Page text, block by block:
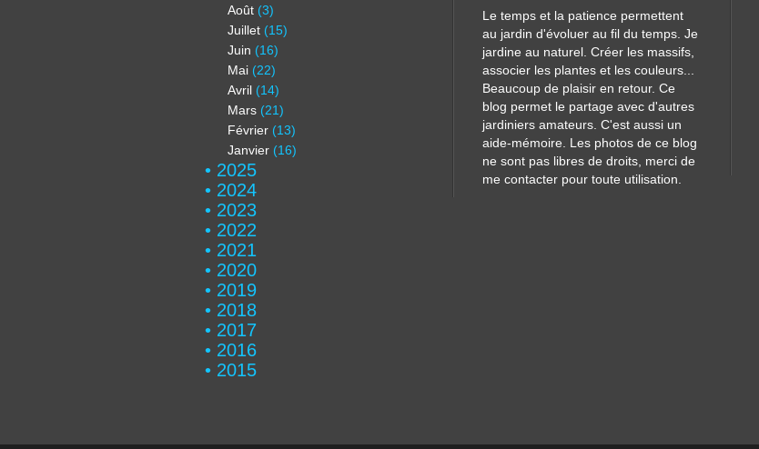
Août (3)
Juillet (15)
Juin (16)
Mai (22)
Avril (14)
Mars (21)
Février (13)
Janvier (16)
2025
2024
2023
2022
2021
2020
2019
2018
2017
2016
2015
Le temps et la patience permettent
au jardin d'évoluer au fil du temps. Je
jardine au naturel. Créer les massifs,
associer les plantes et les couleurs...
Beaucoup de plaisir en retour. Ce
blog permet le partage avec d'autres
jardiniers amateurs. C'est aussi un
aide-mémoire. Les photos de ce blog
ne sont pas libres de droits, merci de
me contacter pour toute utilisation.